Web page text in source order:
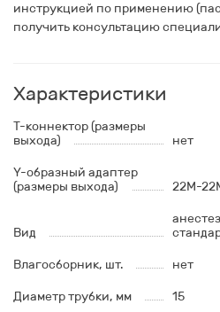
инструкцией по применению
получить консультацию
Характеристики
T-коннектор (размеры
выхода)
нет
Y-образный адаптер
(размеры выхода)
22M-
Вид
Влагосборник, шт. нет
Диаметр трубки, мм 15